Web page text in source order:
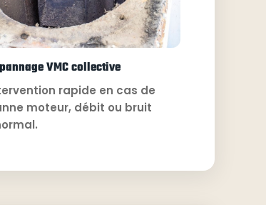
VMC collective
rapide en cas de
moteur, débit ou bruit